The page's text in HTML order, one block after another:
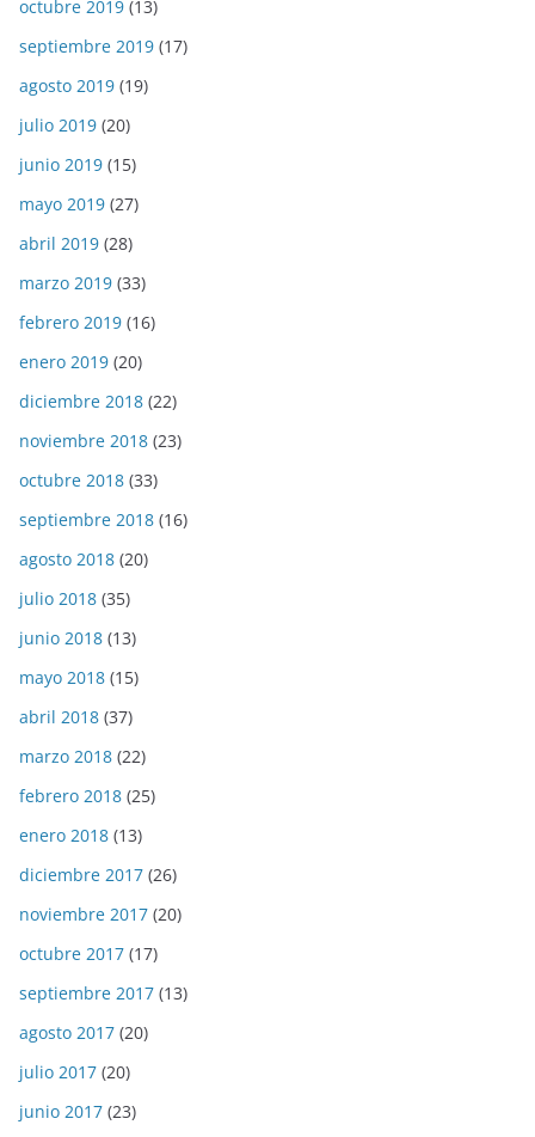
octubre 2019 (13)
septiembre 2019 (17)
agosto 2019 (19)
julio 2019 (20)
junio 2019 (15)
mayo 2019 (27)
abril 2019 (28)
marzo 2019 (33)
febrero 2019 (16)
enero 2019 (20)
diciembre 2018 (22)
noviembre 2018 (23)
octubre 2018 (33)
septiembre 2018 (16)
agosto 2018 (20)
julio 2018 (35)
junio 2018 (13)
mayo 2018 (15)
abril 2018 (37)
marzo 2018 (22)
febrero 2018 (25)
enero 2018 (13)
diciembre 2017 (26)
noviembre 2017 (20)
octubre 2017 (17)
septiembre 2017 (13)
agosto 2017 (20)
julio 2017 (20)
junio 2017 (23)